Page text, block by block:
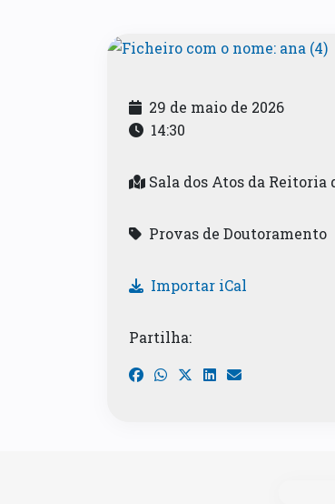
29 de maio de 2026
14:30
Sala dos Atos da Reitoria
Provas de Doutoramento
Importar iCal
Partilha: